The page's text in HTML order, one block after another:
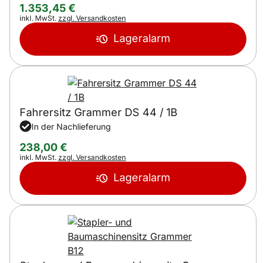
1.353,45€
Steuerhinweis:
inkl. MwSt. zzgl. Versandkosten
Lageralarm
Fahrersitz Grammer DS 44 / 1B
In der Nachlieferung
238,00€
Steuerhinweis:
inkl. MwSt. zzgl. Versandkosten
Lageralarm